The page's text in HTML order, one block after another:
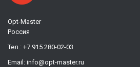
Opt-Master
Россия
Тел.: +7 915 280-02-03
Email: info@opt-master.ru